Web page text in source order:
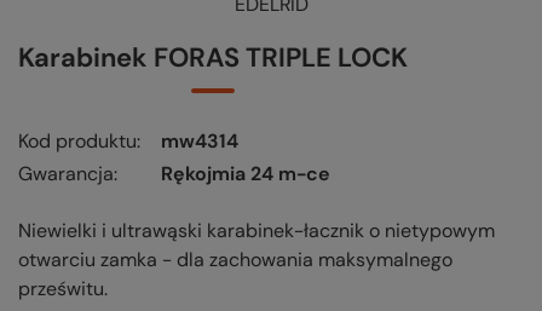
Karabinek FORAS TRIPLE LOCK
Kod produktu
mw4314
Gwarancja
Rękojmia 24 m-ce
Niewielki i ultrawąski karabinek-łacznik o nietypowym
otwarciu zamka - dla zachowania maksymalnego
prześwitu.